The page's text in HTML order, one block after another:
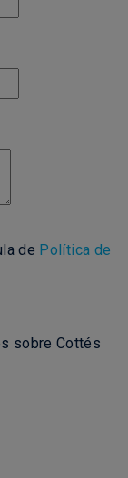
de Política de
sobre Cottés